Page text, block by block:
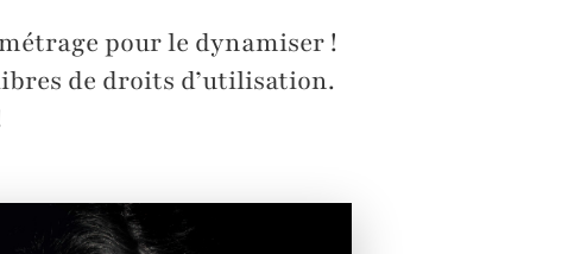
pour le dynamiser !
de droits d’utilisation.